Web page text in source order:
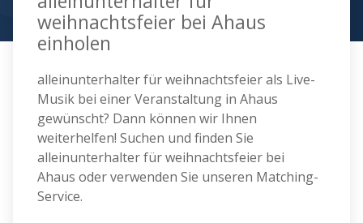
weihnachtsfeier bei Ahaus
einholen
alleinunterhalter für weihnachtsfeier als Live-
Musik bei einer Veranstaltung in Ahaus
gewünscht? Dann können wir Ihnen
weiterhelfen! Suchen und finden Sie
alleinunterhalter für weihnachtsfeier bei
Ahaus oder verwenden Sie unseren Matching-
Service.